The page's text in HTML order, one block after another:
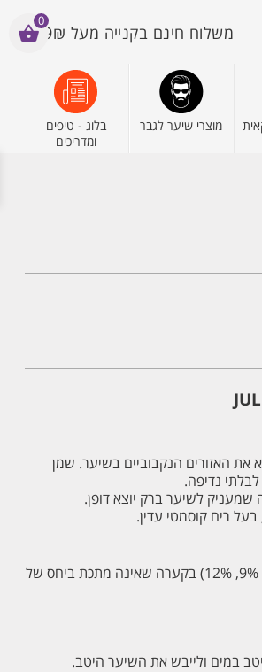
משלוח חינם בקנייה מעל 199₪
מוצרי שיער לגבר
בלוג - טיפים
ומדריכים
האזורים הנקבוביים בשיער. שמן
נדיפה.
לשיער ברק יוצא דופן.
ערבב את הכמות הרצויה עם קרם חמצן (3%, 6%, 9%, 12%) בקערה שאינה מתכת ביחס של
במים ולייבש את השיער היטב.
0